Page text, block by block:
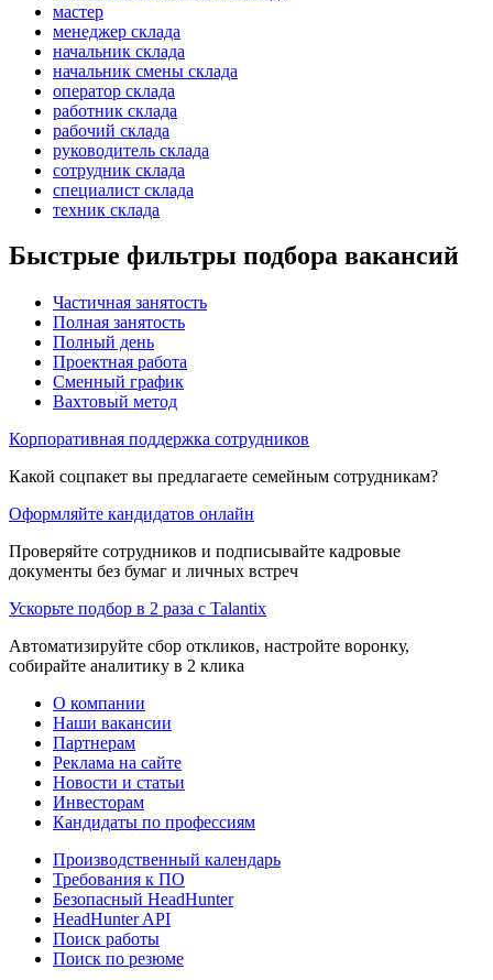
мастер
менеджер склада
начальник склада
начальник смены склада
оператор склада
работник склада
рабочий склада
руководитель склада
сотрудник склада
специалист склада
техник склада
Быстрые фильтры подбора вакансий
Частичная занятость
Полная занятость
Полный день
Проектная работа
Сменный график
Вахтовый метод
Корпоративная поддержка сотрудников
Какой соцпакет вы предлагаете семейным сотрудникам?
Оформляйте кандидатов онлайн
Проверяйте сотрудников и подписывайте кадровые
документы без бумаг и личных встреч
Ускорьте подбор в 2 раза с Talantix
Автоматизируйте сбор откликов, настройте воронку,
собирайте аналитику в 2 клика
О компании
Наши вакансии
Партнерам
Реклама на сайте
Новости и статьи
Инвесторам
Кандидаты по профессиям
Производственный календарь
Требования к ПО
Безопасный HeadHunter
HeadHunter API
Поиск работы
Поиск по резюме